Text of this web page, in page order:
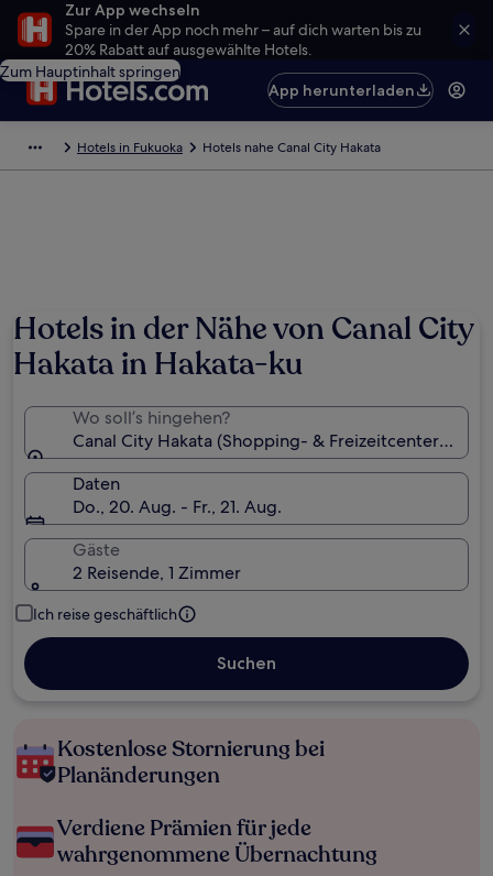
Zur App wechseln
Spare in der App noch mehr – auf dich warten bis zu
20% Rabatt auf ausgewählte Hotels.
Zum Hauptinhalt springen
App herunterladen
Hotels in Fukuoka Hotels nahe Canal City Hakata
Hotels in der Nähe von Canal City
Hakata in Hakata-ku
Wo soll’s hingehen?
Canal City Hakata (Shopping- & Freizeitcenter),
Daten
Do., 20. Aug. - Fr., 21. Aug.
Gäste
2 Reisende, 1 Zimmer
Ich reise geschäftlich
Suchen
Kostenlose Stornierung bei
Planänderungen
Verdiene Prämien für jede
wahrgenommene Übernachtung